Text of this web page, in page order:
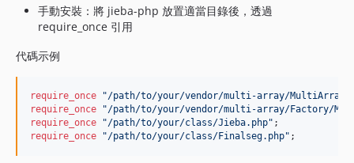
手動安裝：將 jieba-php 放置適當目錄後，透過
require_once 引用
代碼示例
require_once "/path/to/your/vendor/multi-array/
require_once
"/path/to/your/vendor/multi-array/Factory/
require_once
"/path/to/your/class/Jieba.php"
require_once
"/path/to/your/class/Finalseg.php" ;